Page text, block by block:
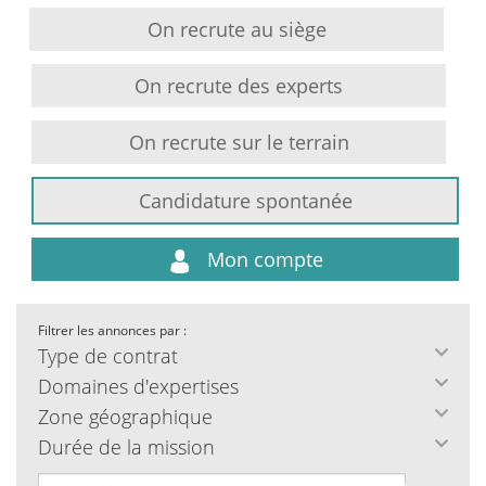
On recrute au siège
On recrute des experts
On recrute sur le terrain
Candidature spontanée
Mon compte
Filtrer les annonces par :
Type de contrat
Domaines d'expertises
Zone géographique
Durée de la mission